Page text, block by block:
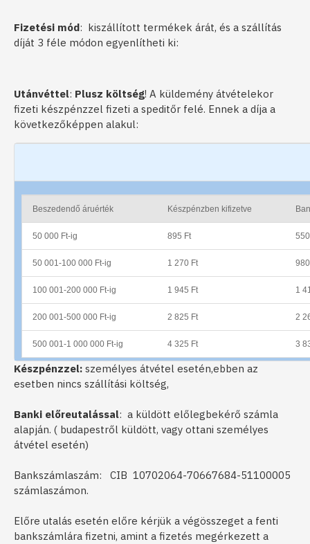
Fizetési mód: kiszállított termékek árát, és a szállítás
díját 3 féle módon egyenlítheti ki:
Utánvéttel: Plusz költség! A küldemény átvételekor
fizeti készpénzzel fizeti a speditőr felé. Ennek a díja a
következőképpen alakul:
Beszedendő áruérték Készpénzben kifizetve
50 000 Ft-ig 895 Ft
50 001-100 000 Ft-ig 1 270 Ft
100 001-200 000 Ft-ig 1 945 Ft 1
200 001-500 000 Ft-ig 2 825 Ft 2
500 001-1 000 000 Ft-ig 4 325 Ft 3
Készpénzzel: személyes átvétel esetén,ebben az
esetben nincs szállítási költség,
Banki előreutalással: a küldött előlegbekérő számla
alapján. ( budapestről küldött, vagy ottani személyes
átvétel esetén)
Bankszámlaszám: CIB 10702064-70667684-51100005
számlaszámon.
Előre utalás esetén előre kérjük a végösszeget a fenti
bankszámlára fizetni, amint a fizetés megérkezett a